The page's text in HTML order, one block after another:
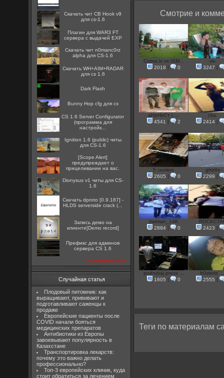
Скачать чит CB Hook v9
для cs-1.6
Плагин для WAR3 FT
сервера с выдачей EXP
Скачать чит n0manc0rz
alpha для CS-1.6
Скачать WH+AIM+RADAR
для cs 1.6
Dark Flash
Bunny Hop cfg для cs
CS 1.6 Server Configurator
(программа для
настройк...
Ignition 1.6 (public) читы
для CS-1.6
[Scope Alert]
предупреждает о
прицеливании на вас.
Dionysus v1 читы для CS-
1.6
Скачать dproto [0.9.187] -
HLDS serverside crack (...
Запись демо на
клиенте[Demo record]
Префикс для админов
сервера CS 1.6
посмотреть все
Случайная статья
Плодовый питомник: как
выращивают, прививают и
подготавливают саженцы к
продаже
Европейские пациенты после
COVID начали бояться
медицинских препаратов
Антибиотики из Европы
завоевывают популярность в
Казахстане
Транспортировка лекарств:
почему это важно делать
профессионально?
Топ-3 европейских клиник, куда
стоит обратиться за лечением
Смотрие и
Cobra.lv vs ISM...
2018
0
vs-
3247
|
аНаНиСт | ...
4541
2
cka.
2414 |
5 coolers
2605
0
ghetto
2299
|
Vatman_14K
2884| 0
2423
|
podrubaj press ...
1605
0
fr0steris`
2555
|
Теги по материалам